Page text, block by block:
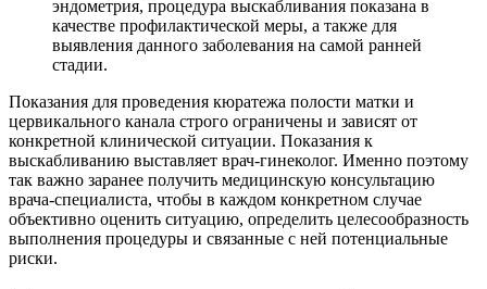
эндометрия, процедура выскабливания показана в
качестве профилактической меры, а также для
выявления данного заболевания на самой ранней
стадии.
Показания для проведения кюратежа полости матки и
цервикального канала строго ограничены и зависят от
конкретной клинической ситуации. Показания к
выскабливанию выставляет врач-гинеколог. Именно поэтому
так важно заранее получить медицинскую консультацию
врача-специалиста, чтобы в каждом конкретном случае
объективно оценить ситуацию, определить целесообразность
выполнения процедуры и связанные с ней потенциальные
риски.